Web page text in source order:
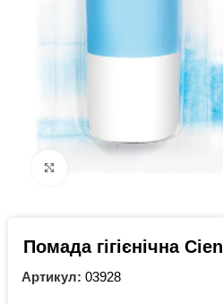
Помада гігієнічна Cien
Артикул: 03928